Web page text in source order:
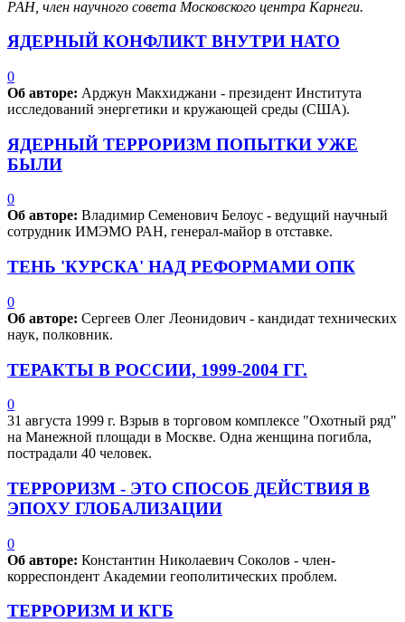
РАН, член научного совета Московского центра Карнеги.
ЯДЕРНЫЙ КОНФЛИКТ ВНУТРИ НАТО
0
Об авторе: Арджун Макхиджани - президент Института
исследований энергетики и кружающей среды (США).
ЯДЕРНЫЙ ТЕРРОРИЗМ ПОПЫТКИ УЖЕ
БЫЛИ
0
Об авторе: Владимир Семенович Белоус - ведущий научный
сотрудник ИМЭМО РАН, генерал-майор в отставке.
ТЕНЬ 'КУРСКА' НАД РЕФОРМАМИ ОПК
0
Об авторе: Сергеев Олег Леонидович - кандидат технических
наук, полковник.
ТЕРАКТЫ В РОССИИ, 1999-2004 ГГ.
0
31 августа 1999 г. Взрыв в торговом комплексе "Охотный ряд"
на Манежной площади в Москве. Одна женщина погибла,
пострадали 40 человек.
ТЕРРОРИЗМ - ЭТО СПОСОБ ДЕЙСТВИЯ В
ЭПОХУ ГЛОБАЛИЗАЦИИ
0
Об авторе: Константин Николаевич Соколов - член-
корреспондент Академии геополитических проблем.
ТЕРРОРИЗМ И КГБ